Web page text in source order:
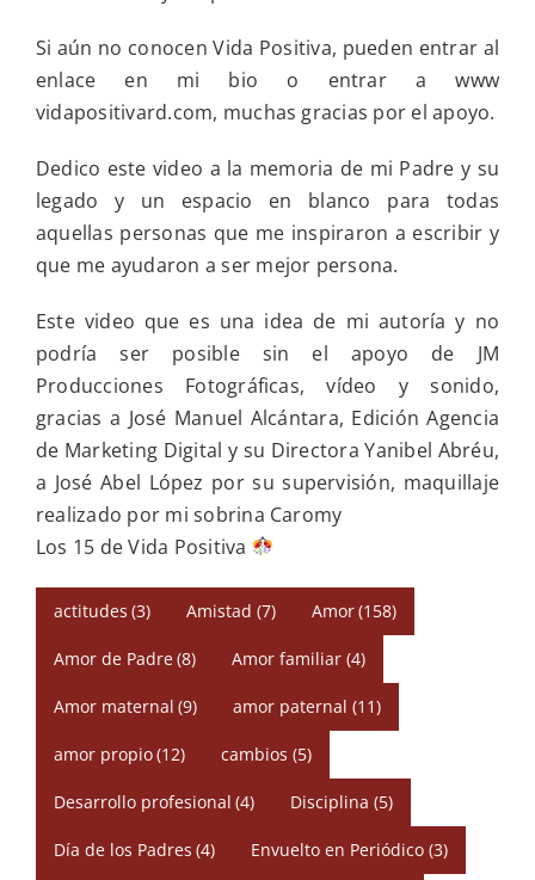
Si aún no conocen Vida Positiva, pueden entrar al
enlace en mi bio o entrar a www
vidapositivard.com, muchas gracias por el apoyo.
Dedico este video a la memoria de mi Padre y su
legado y un espacio en blanco para todas
aquellas personas que me inspiraron a escribir y
que me ayudaron a ser mejor persona.
Este video que es una idea de mi autoría y no
podría ser posible sin el apoyo de JM
Producciones Fotográficas, vídeo y sonido,
gracias a José Manuel Alcántara, Edición Agencia
de Marketing Digital y su Directora Yanibel Abréu,
a José Abel López por su supervisión, maquillaje
realizado por mi sobrina Caromy
Los 15 de Vida Positiva
actitudes (3) Amistad (7) Amor(158)
Amor de Padre(8) Amor familiar (4)
Amor maternal (9) amor paternal (11)
amor propio(12) cambios (5)
Desarrollo profesional (4) Disciplina (5)
Día de los Padres (4) Envuelto en Periódico (3)